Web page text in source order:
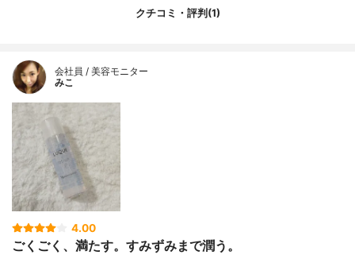
ｷｯﾄﾞLQ)､ ｼﾞﾗｳﾛｲﾙｸﾞﾙﾀﾐﾝ酸ﾘｼﾝNa(iPFﾘｷｯ
ｽｺﾙﾋﾞﾝ酸､ ﾋｱﾙﾛﾝ酸Na､ ﾀﾍﾞﾌﾞｲｱｲﾝﾍﾟﾁｷﾞﾉｻ
クチコミ・評判(1)
会社員 / 美容モニター
みこ
4.00
ごくごく、満たす。すみずみまで潤う。